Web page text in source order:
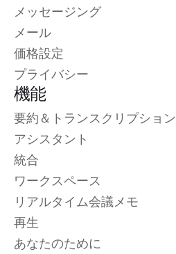
メッセージング
メール
価格設定
プライバシー
機能
要約＆トランスクリプション
アシスタント
統合
ワークスペース
リアルタイム会議メモ
再生
あなたのために